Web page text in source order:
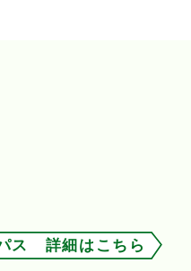
ス 詳細はこちら